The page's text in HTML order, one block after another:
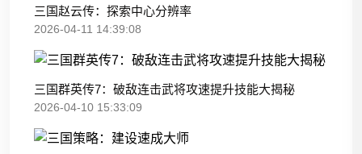
三国赵云传：探索中心分辨率
2026-04-11 14:39:08
三国群英传7：破敌连击武将攻速提升技能大揭秘
2026-04-10 15:33:09